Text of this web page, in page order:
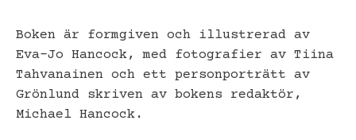
Boken är formgiven och illustrerad av
Eva-Jo Hancock, med fotografier av Tiina
Tahvanainen och ett personporträtt av
Grönlund skriven av bokens redaktör,
Michael Hancock.